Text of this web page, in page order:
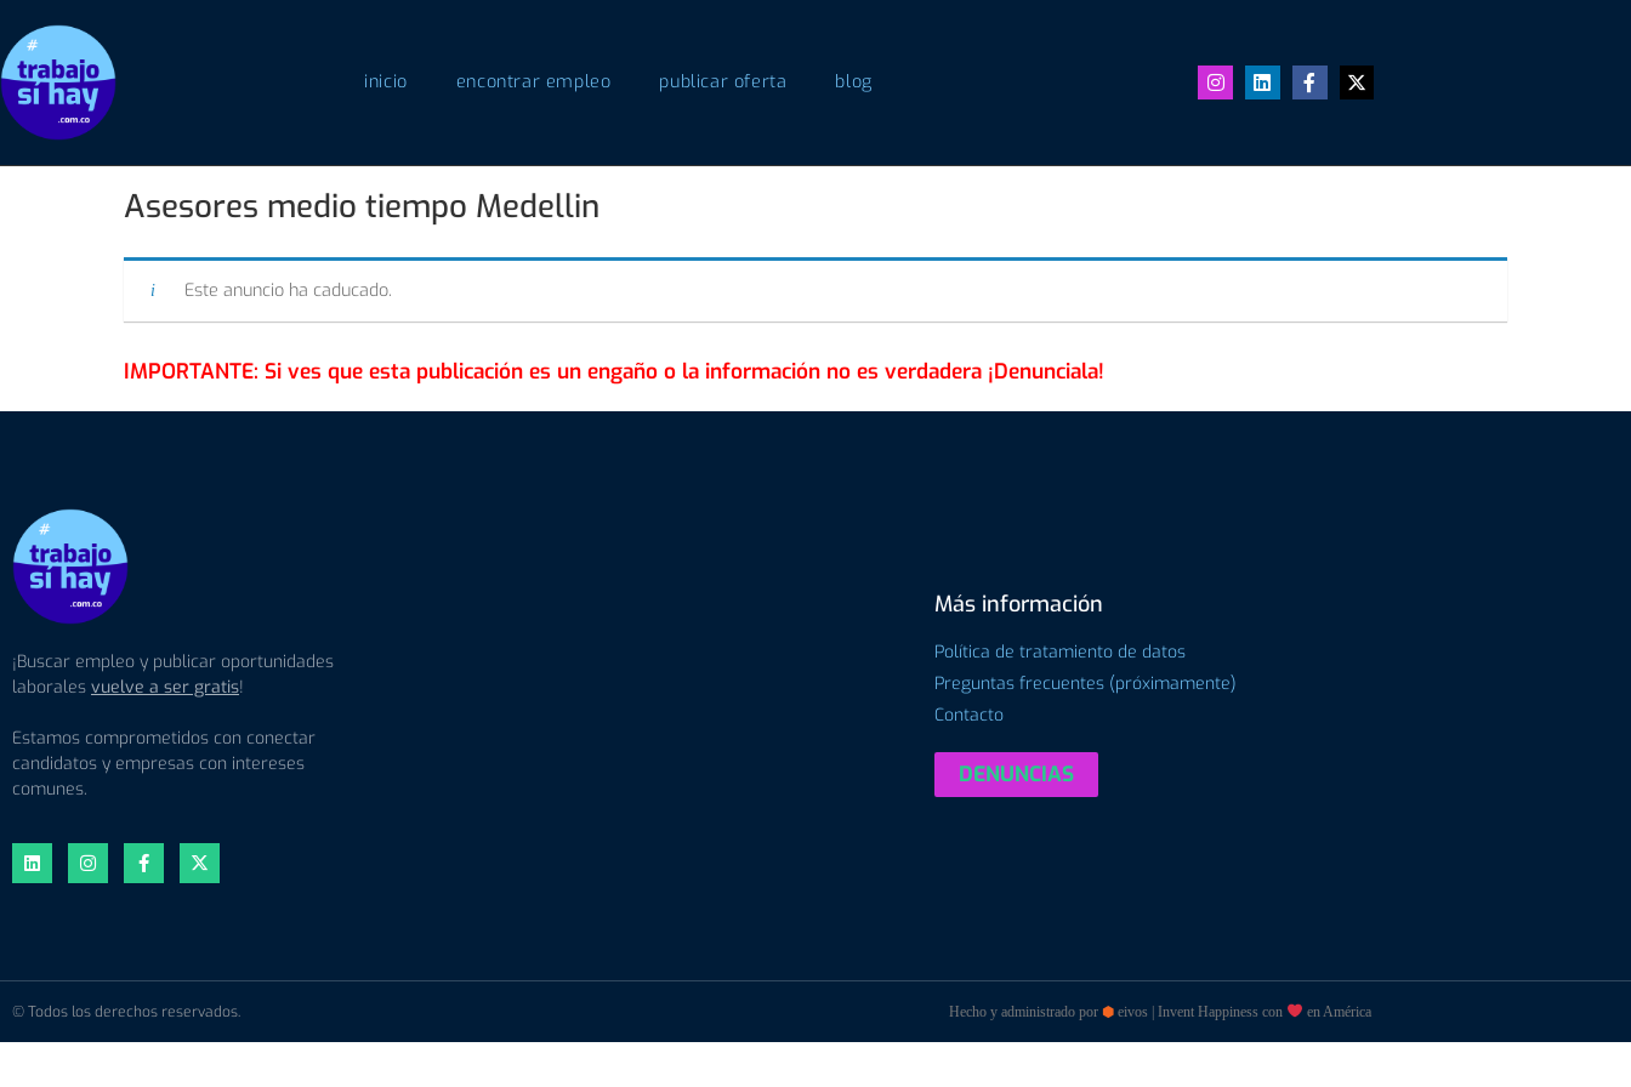
inicio encontrar empleo publicar oferta blog
Asesores medio tiempo Medellin
Este anuncio ha caducado.
¡Buscar empleo y publicar oportunidades
laborales vuelve a ser gratis!
Estamos comprometidos con conectar
candidatos y empresas con intereses
comunes.
Más información
Política de tratamiento de datos
Preguntas frecuentes (próximamente)
Contacto
DENUNCIAS
© Todos los derechos reservados. Hecho y administrado por⬢ eivos | Invent Happiness con en América